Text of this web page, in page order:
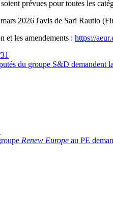
prévues pour toutes les
2026 l'avis de Sari Rautio
et les amendements : https://
du groupe S&D demandent
Renew Europe au PE